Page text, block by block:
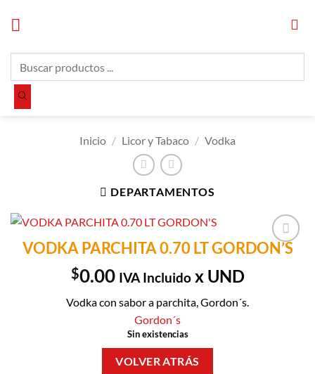
productos
Inicio / Licor y Tabaco / Vodka
DEPARTAMENTOS
Añadir a
VODKA PARCHITA 0.70 LT GORDON’S
$0.00 IVA Incluidox UND
Vodka con sabor a parchita, Gordon´s.
Gordon´s
Sin existencias